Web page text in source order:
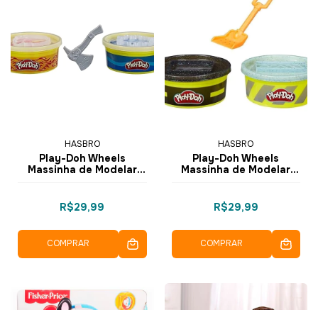
HASBRO
Play-Doh Wheels
Massinha de Modelar
E5792 - Hasbro
R$29,99
COMPRAR
HASBRO
Play-Doh Wheels
Massinha de Modelar
E4508 E4525 - Hasbro
R$29,99
COMPRAR